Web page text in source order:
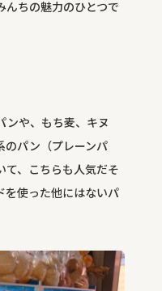
んちの魅力のひとつで
ンや、もち麦、キヌ
のパン（プレーンパ
て、こちらも人気だそ
を使った他にはないパ